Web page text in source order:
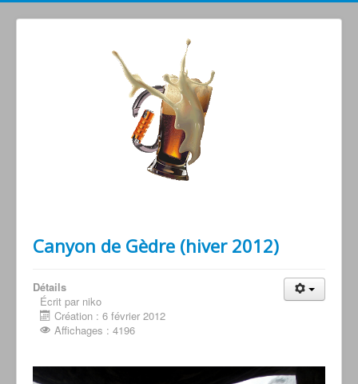
Canyon de Gèdre (hiver 2012)
Détails
Écrit par niko
Création : 6 février 2012
Affichages : 4196